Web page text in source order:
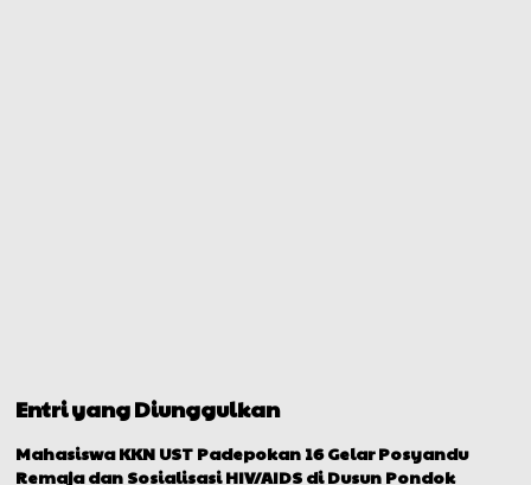
Entri yang Diunggulkan
Mahasiswa KKN UST Padepokan 16 Gelar Posyandu
Remaja dan Sosialisasi HIV/AIDS di Dusun Pondok